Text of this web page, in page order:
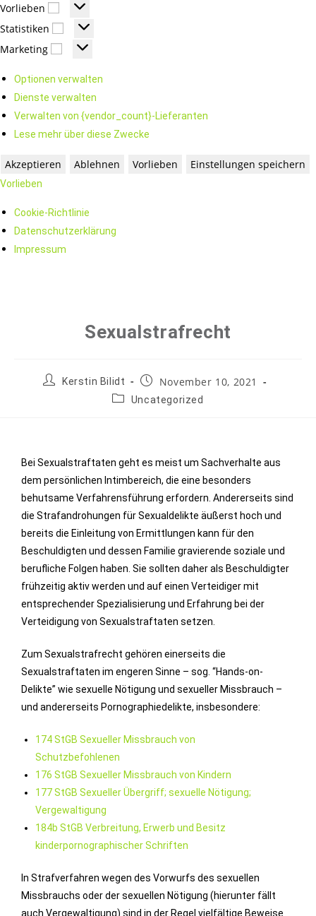
Vorlieben
Statistiken
Marketing
Optionen verwalten
Dienste verwalten
Verwalten von {vendor_count}-Lieferanten
Lese mehr über diese Zwecke
Akzeptieren Ablehnen Vorlieben Einstellungen speichern
Vorlieben
Cookie-Richtlinie
Datenschutzerklärung
Impressum
Sexualstrafrecht
Kerstin Bilidt November 10, 2021
Uncategorized
Bei Sexualstraftaten geht es meist um Sachverhalte aus
dem persönlichen Intimbereich, die eine besonders
behutsame Verfahrensführung erfordern. Andererseits sind
die Strafandrohungen für Sexualdelikte äußerst hoch und
bereits die Einleitung von Ermittlungen kann für den
Beschuldigten und dessen Familie gravierende soziale und
berufliche Folgen haben. Sie sollten daher als Beschuldigter
frühzeitig aktiv werden und auf einen Verteidiger mit
entsprechender Spezialisierung und Erfahrung bei der
Verteidigung von Sexualstraftaten setzen.
Zum Sexualstrafrecht gehören einerseits die
Sexualstraftaten im engeren Sinne – sog. “Hands-on-
Delikte” wie sexuelle Nötigung und sexueller Missbrauch –
und andererseits Pornographiedelikte, insbesondere:
174 StGB Sexueller Missbrauch von
Schutzbefohlenen
176 StGB Sexueller Missbrauch von Kindern
177 StGB Sexueller Übergriff; sexuelle Nötigung;
Vergewaltigung
184b StGB Verbreitung, Erwerb und Besitz
kinderpornographischer Schriften
In Strafverfahren wegen des Vorwurfs des sexuellen
Missbrauchs oder der sexuellen Nötigung (hierunter fällt
auch Vergewaltigung) sind in der Regel vielfältige Beweise